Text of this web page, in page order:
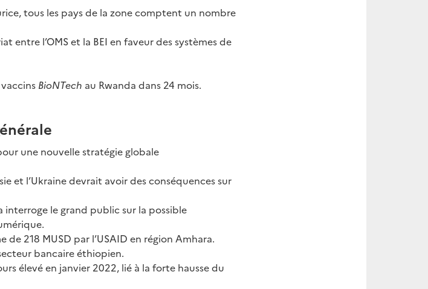
tous les pays de la zone comptent un nombre
entre l’OMS et la BEI en faveur des systèmes de
BioNTech au Rwanda dans 24 mois.
une nouvelle stratégie globale
et l’Ukraine devrait avoir des conséquences sur
interroge le grand public sur la possible
de 218 MUSD par l’USAID en région Amhara.
bancaire éthiopien.
élevé en janvier 2022, lié à la forte hausse du